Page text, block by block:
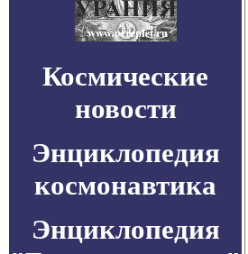
Космические
новости
Энциклопедия
космонавтика
Энциклопедия